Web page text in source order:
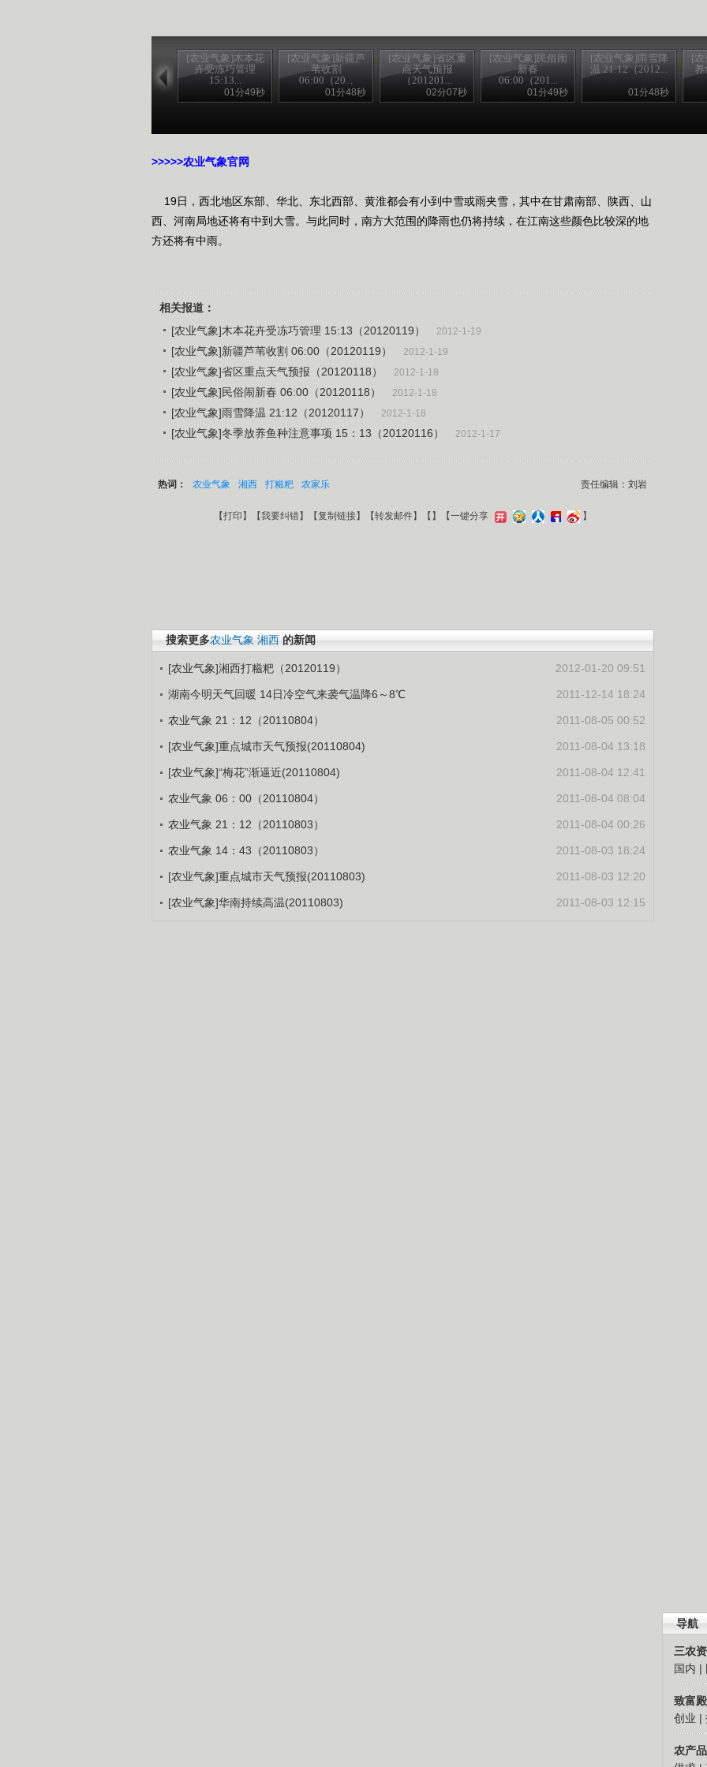
[农业气象]木本花
卉受冻巧管理
15:13...
01分49秒
[农业气象]新疆芦
苇收割
06:00（20...
01分48秒
[农业气象]省区重
点天气预报
（201201...
02分07秒
[农业气象]民俗闹
新春
06:00（201...
01分49秒
[农业气象]雨雪降
温 21:12（2012...
01分48秒
[农
导航
三农
国内 |
致富
创业 |
农产
>>>>>农业气象官网
19日，西北地区东部、华北、东北西部、黄淮都会有小到中雪或雨夹雪，其中在甘肃南部、陕西、山
西、河南局地还将有中到大雪。与此同时，南方大范围的降雨也仍将持续，在江南这些颜色比较深的地
方还将有中雨。
相关报道：
[农业气象]木本花卉受冻巧管理 15:13（20120119）
2012-1-19
[农业气象]新疆芦苇收割 06:00（20120119） 2012-1-19
[农业气象]省区重点天气预报（20120118） 2012-1-18
[农业气象]民俗闹新春 06:00（20120118） 2012-1-18
[农业气象]雨雪降温 21:12（20120117） 2012-1-18
[农业气象]冬季放养鱼种注意事项 15：13（20120116） 2012-1-17
责任编辑：刘岩
热词： 农业气象 湘西 打糍粑 农家乐
【打印 】【我要纠错】【复制链接】【转发邮件】【 】 【一键分享 】
搜索更多农业气象 湘西 的新闻
2012-01-20 09:51
[农业气象]湘西打糍粑（20120119）
2011-12-14 18:24
湖南今明天气回暖 14日冷空气来袭气温降6～8℃
2011-08-05 00:52
农业气象 21：12（20110804）
2011-08-04 13:18
[农业气象]重点城市天气预报(20110804)
2011-08-04 12:41
[农业气象]“梅花”渐逼近(20110804)
2011-08-04 08:04
农业气象 06：00（20110804）
2011-08-04 00:26
农业气象 21：12（20110803）
2011-08-03 18:24
农业气象 14：43（20110803）
2011-08-03 12:20
[农业气象]重点城市天气预报(20110803)
2011-08-03 12:15
[农业气象]华南持续高温(20110803)